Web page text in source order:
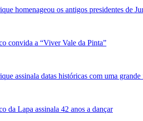
homenageou os antigos presidentes de
convida a “Viver Vale da Pinta”
assinala datas históricas com uma grande
da Lapa assinala 42 anos a dançar